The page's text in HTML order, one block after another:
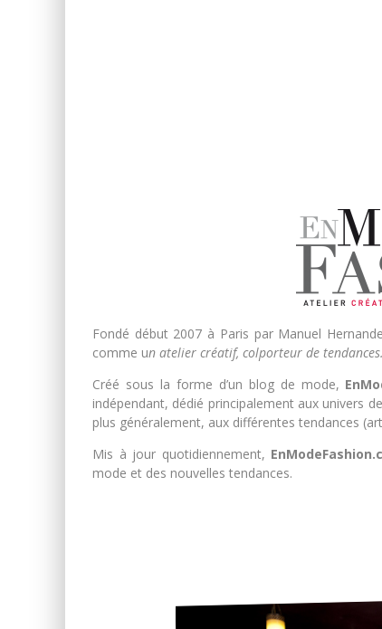
Fondé début 2007 à Paris par Manuel
comme un atelier créatif, colporteur de tendances.
Créé sous la forme d’un blog de mode,
indépendant, dédié principalement aux univers
plus généralement, aux différentes tendances
Mis à jour quotidiennement,
mode et des nouvelles tendances.